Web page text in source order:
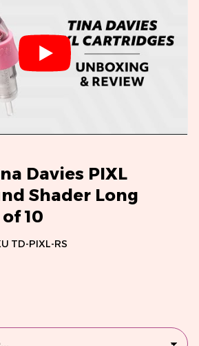
Davies PIXL
Shader Long
10
TD-PIXL-RS